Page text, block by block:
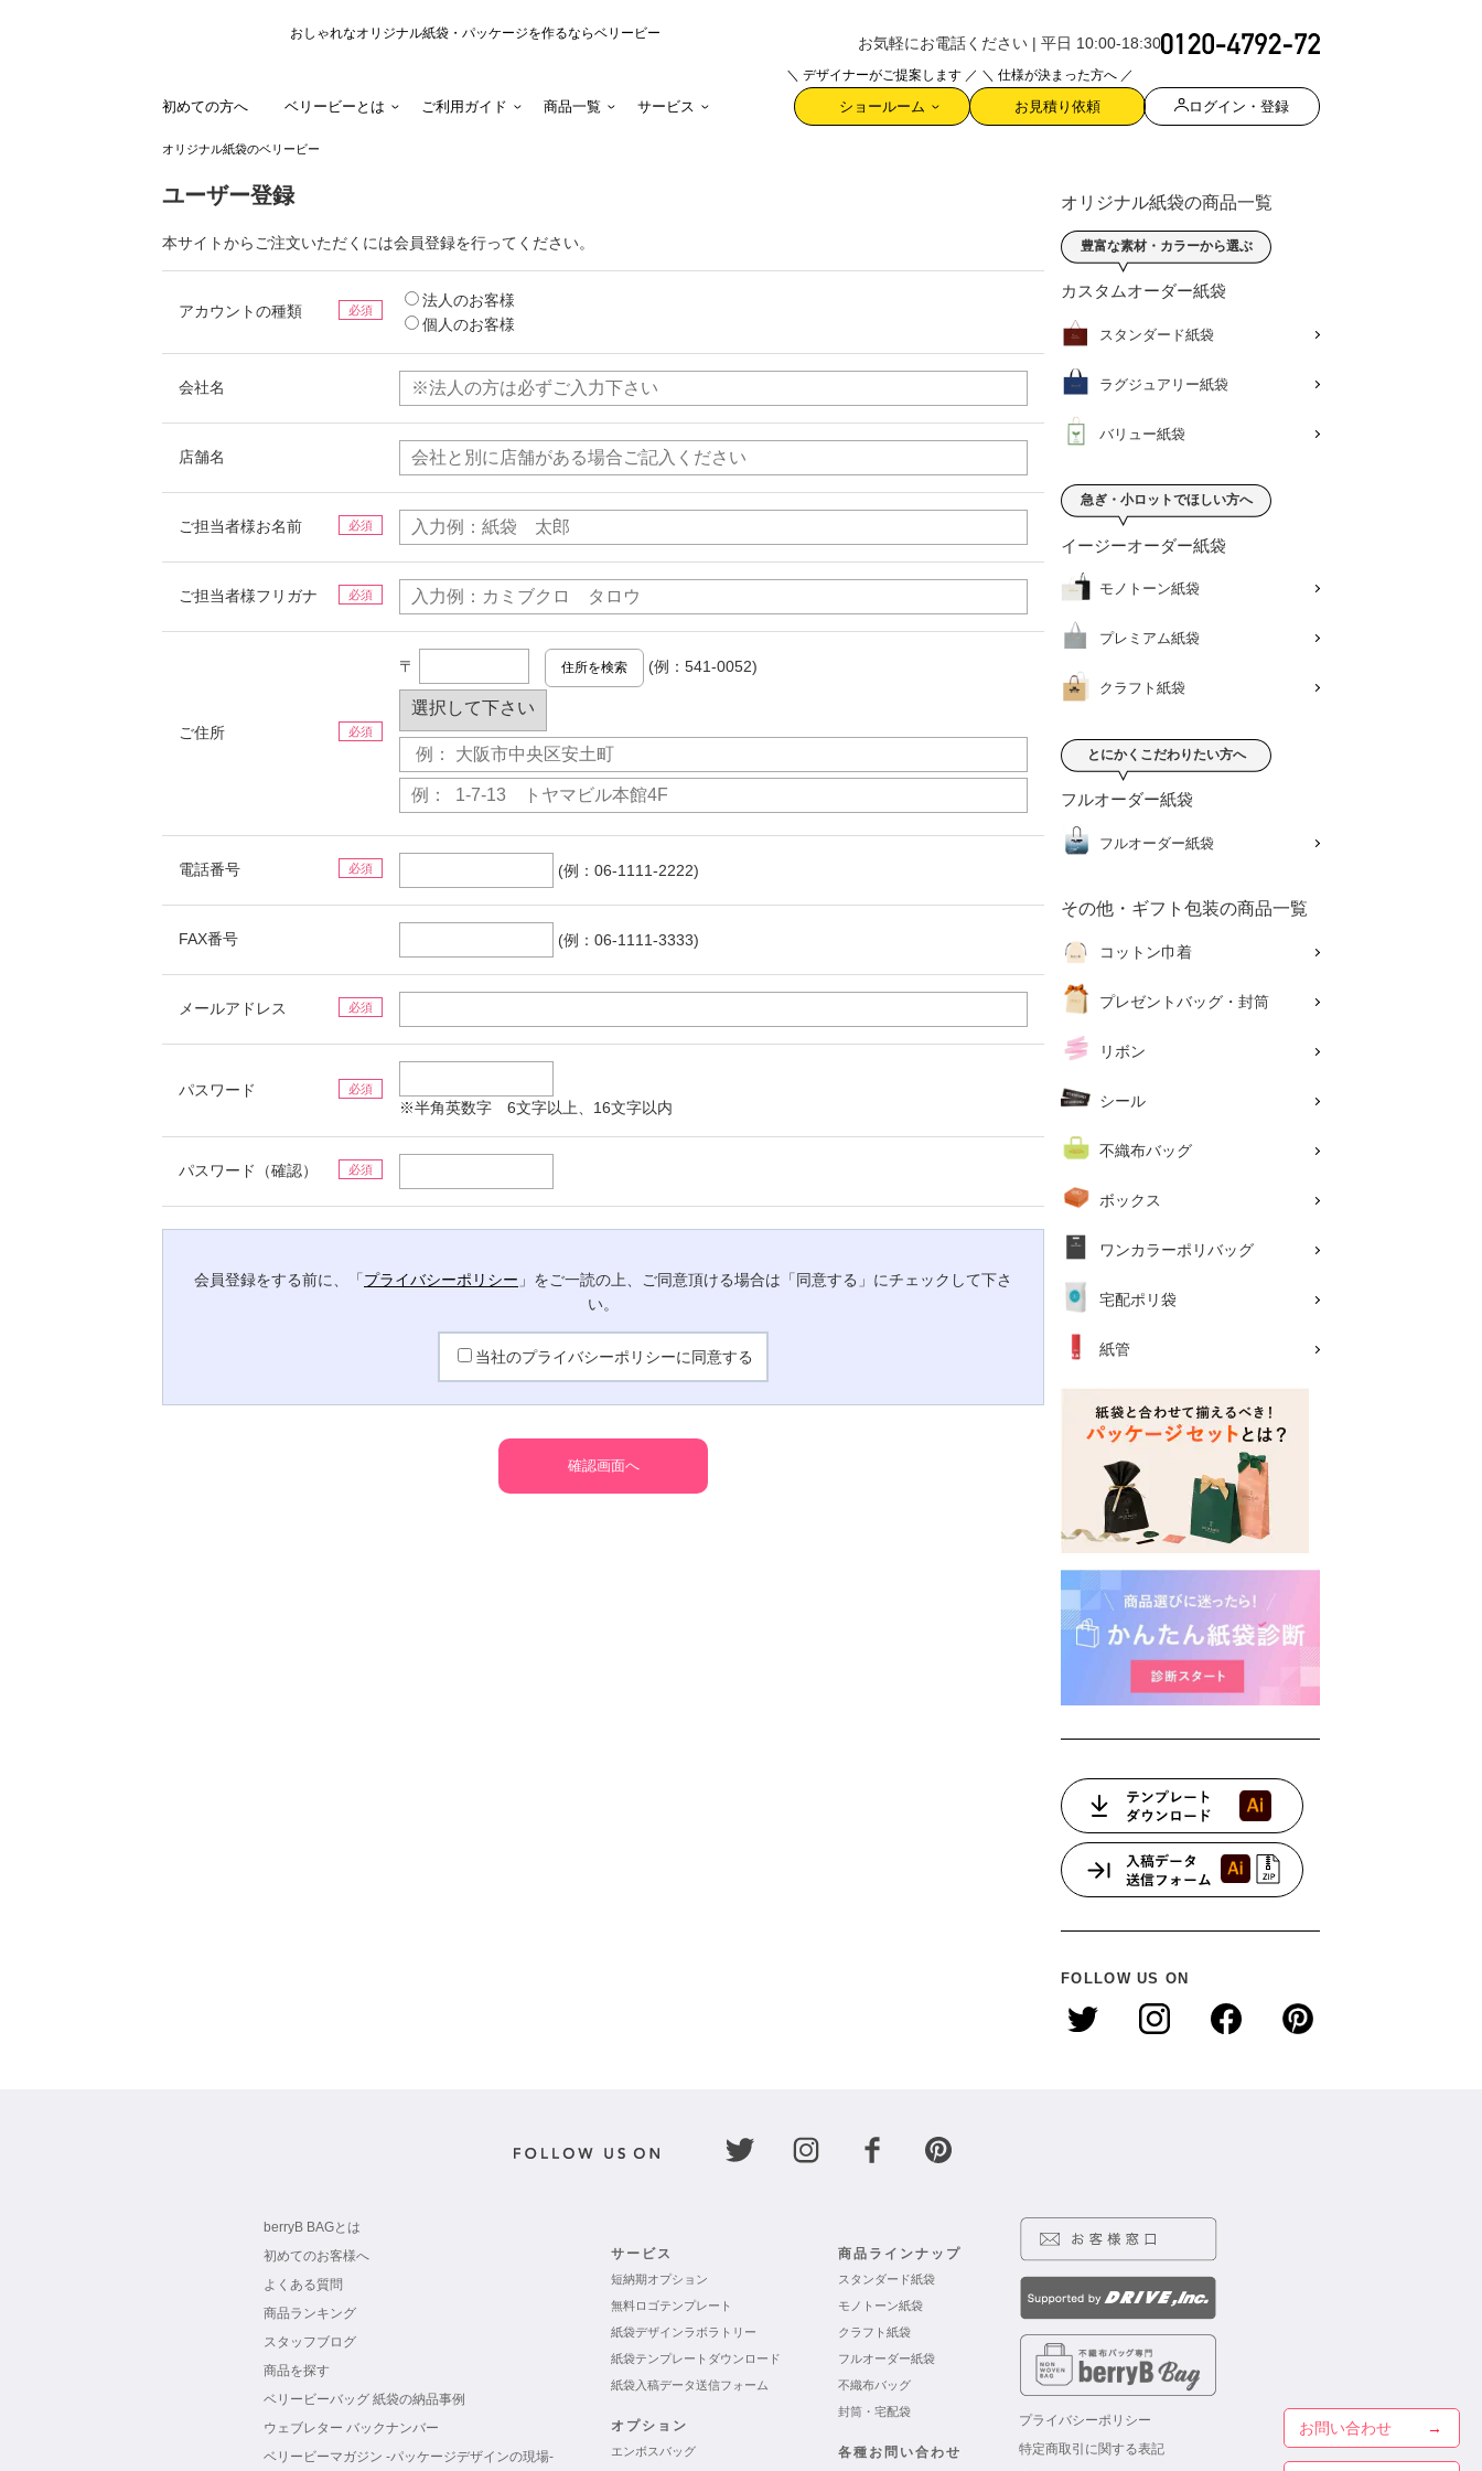
おしゃれなオリジナル紙袋・パッケージを作るならベリービー
お気軽にお電話ください | 平日 10:00-18:30
初めての方へ ベリービーとは ご利用ガイド 商品一覧 サービス
＼ デザイナーがご提案します ／
ショールーム
＼ 仕様が決まった方へ ／
お見積り依頼 ログイン・登録
オリジナル紙袋のベリービー
ユーザー登録
本サイトからご注文いただくには会員登録を行ってください。
アカウントの種類 必須
法人のお客様
個人のお客様
会社名
店舗名
ご担当者様お名前 必須
ご担当者様フリガナ 必須
ご住所 必須
〒 (例：541-0052)
電話番号 必須 (例：06-1111-2222)
FAX番号 (例：06-1111-3333)
メールアドレス 必須
パスワード 必須
※半角英数字 6文字以上、16文字以内
パスワード（確認） 必須
会員登録をする前に、「プライバシーポリシー 」をご一読の上、ご同意頂ける場合は「同意する」にチェックして下さ
い。
当社のプライバシーポリシーに同意する
オリジナル紙袋の商品一覧
豊富な素材・カラーから選ぶ
カスタムオーダー紙袋
スタンダード紙袋
ラグジュアリー紙袋
バリュー紙袋
急ぎ・小ロットでほしい方へ
イージーオーダー紙袋
モノトーン紙袋
プレミアム紙袋
クラフト紙袋
とにかくこだわりたい方へ
フルオーダー紙袋
フルオーダー紙袋
その他・ギフト包装の商品一覧
コットン巾着
プレゼントバッグ・封筒
リボン
シール
不織布バッグ
ボックス
ワンカラーポリバッグ
宅配ポリ袋
紙管
FOLLOW US ON
お問い合わせ
berryB BAGとは
初めてのお客様へ
よくある質問
商品ランキング
スタッフブログ
商品を探す
ベリービーバッグ 紙袋の納品事例
ウェブレター バックナンバー
ベリービーマガジン -パッケージデザインの現場-
サービス
短納期オプション
無料ロゴテンプレート
紙袋デザインラボラトリー
紙袋テンプレートダウンロード
紙袋入稿データ送信フォーム
オプション
エンボスバッグ
商品ラインナップ
スタンダード紙袋
モノトーン紙袋
クラフト紙袋
フルオーダー紙袋
不織布バッグ
封筒・宅配袋
各種お問い合わせ
プライバシーポリシー
特定商取引に関する表記